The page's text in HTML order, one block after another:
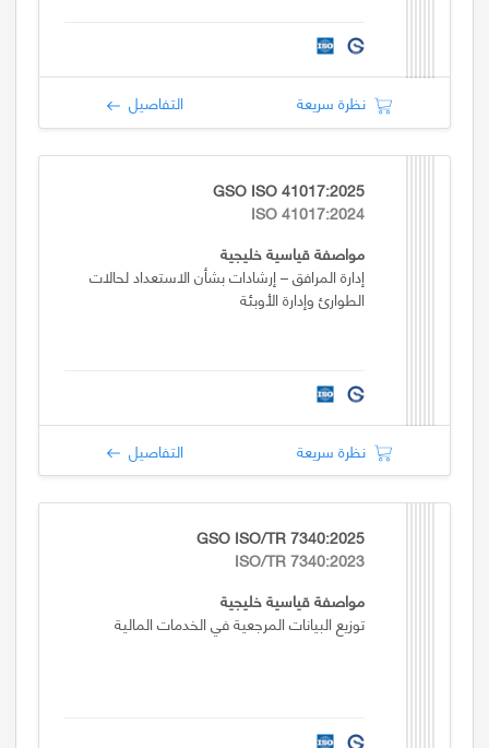
نظرة سريعة التفاصيل
GSO ISO 41017:2025
ISO 41017:2024
مواصفة قياسية خليجية
إدارة المرافق – إرشادات بشأن الاستعداد لحالات
الطوارئ وإدارة الأوبئة
نظرة سريعة التفاصيل
GSO ISO/TR 7340:2025
ISO/TR 7340:2023
مواصفة قياسية خليجية
توزيع البيانات المرجعية في الخدمات المالية